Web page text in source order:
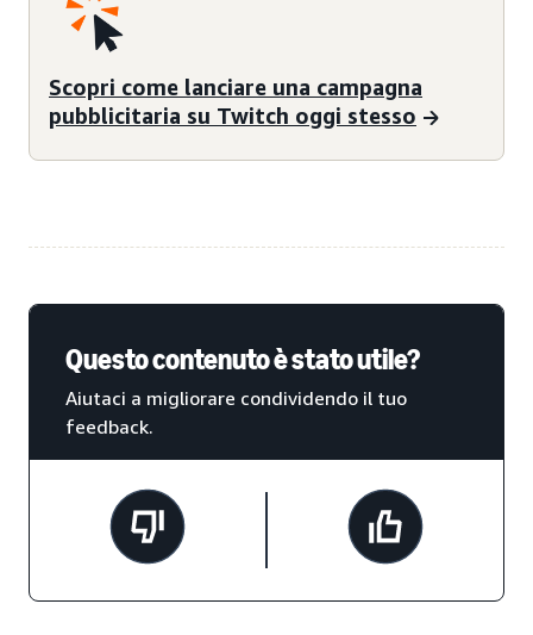
Scopri come lanciare una campagna
pubblicitaria su Twitch oggi stesso
Questo contenuto è stato utile?
Aiutaci a migliorare condividendo il tuo
feedback.